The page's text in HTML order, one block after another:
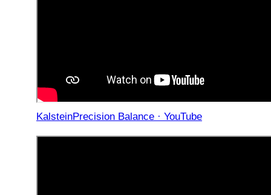
KalsteinPrecision Balance · YouTube